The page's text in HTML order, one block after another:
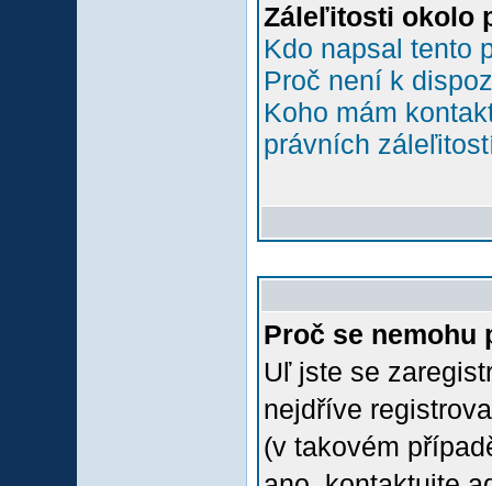
Záleľitosti okolo
Kdo napsal tento
Proč není k
Koho mám
právních
Proč se nemohu
Uľ jste se
nejdříve
(v takovém